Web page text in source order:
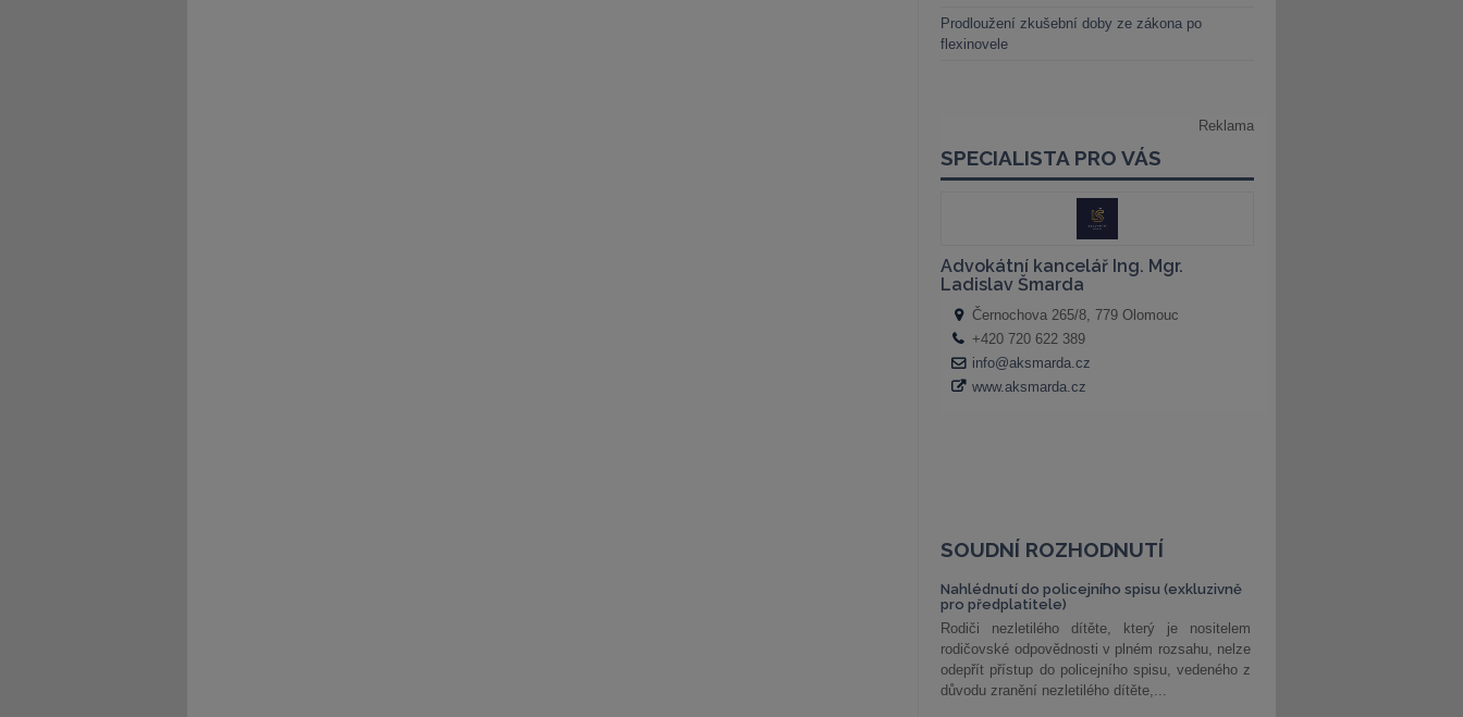
Prodloužení zkušební doby ze zákona po
flexinovele
SOUDNÍ ROZHODNUTÍ
Nahlédnutí do policejního spisu (exkluzivně
pro předplatitele)
Rodiči nezletilého dítěte, který je nositelem
rodičovské odpovědnosti v plném rozsahu, nelze
odepřít přístup do policejního spisu, vedeného z
důvodu zranění nezletilého dítěte,...